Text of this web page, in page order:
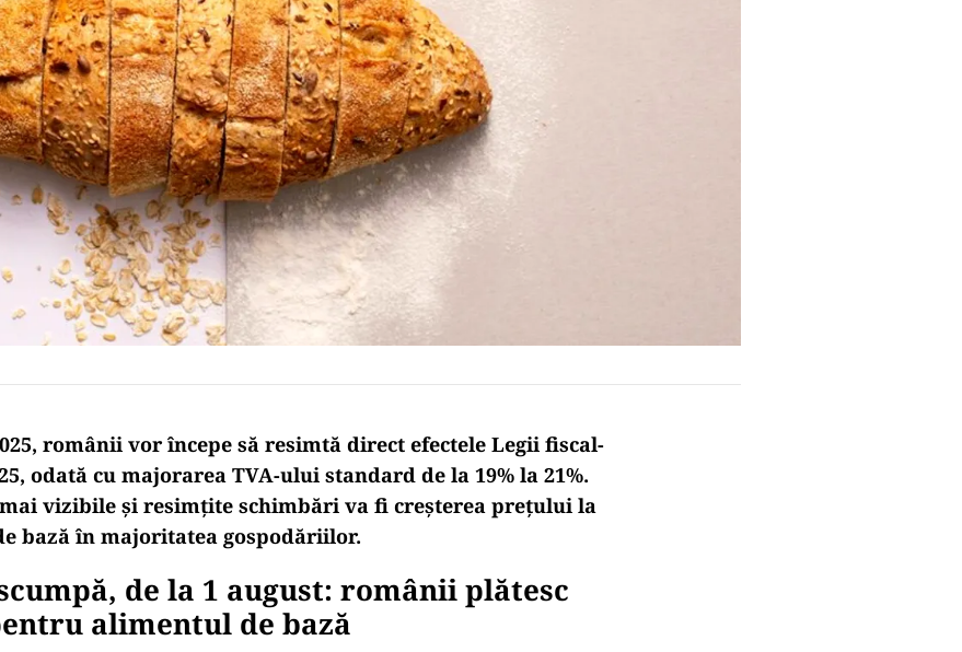
românii vor începe să resimtă direct efectele Legii fiscal-
odată cu majorarea TVA-ului standard de la 19% la 21%.
vizibile și resimțite schimbări va fi creșterea prețului la
bază în majoritatea gospodăriilor.
de la 1 august: românii plătesc
alimentul de bază